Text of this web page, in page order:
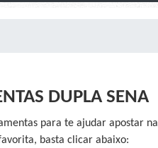
DUPLA SENA
para te ajudar apostar na
basta clicar abaixo: